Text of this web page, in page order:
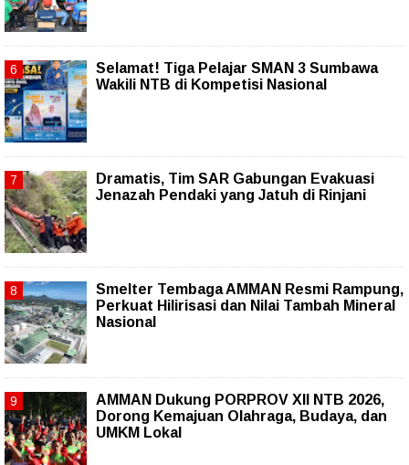
Selamat! Tiga Pelajar SMAN 3 Sumbawa
Wakili NTB di Kompetisi Nasional
Dramatis, Tim SAR Gabungan Evakuasi
Jenazah Pendaki yang Jatuh di Rinjani
Smelter Tembaga AMMAN Resmi Rampung,
Perkuat Hilirisasi dan Nilai Tambah Mineral
Nasional
AMMAN Dukung PORPROV XII NTB 2026,
Dorong Kemajuan Olahraga, Budaya, dan
UMKM Lokal